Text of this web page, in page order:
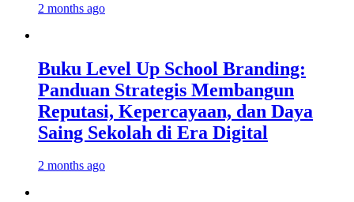
2 months ago
Buku Level Up School Branding:
Panduan Strategis Membangun
Reputasi, Kepercayaan, dan Daya
Saing Sekolah di Era Digital
2 months ago